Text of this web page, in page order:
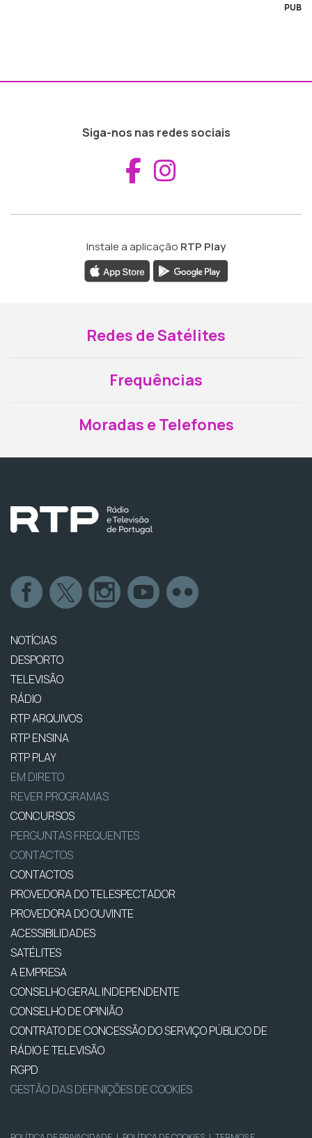
PUB
Siga-nos nas redes sociais
Aceder ao
Instale a aplicação RTP Play
Redes de Satélites
Frequências
Moradas e Telefones
NOTÍCIAS
DESPORTO
TELEVISÃO
RÁDIO
RTP ARQUIVOS
RTP ENSINA
RTP PLAY
EM DIRETO
REVER PROGRAMAS
CONCURSOS
PERGUNTAS FREQUENTES
CONTACTOS
CONTACTOS
PROVEDORA DO TELESPECTADOR
PROVEDORA DO OUVINTE
ACESSIBILIDADES
SATÉLITES
A EMPRESA
CONSELHO GERAL INDEPENDENTE
CONSELHO DE OPINIÃO
CONTRATO DE CONCESSÃO DO SERVIÇO PÚBLICO DE
RÁDIO E TELEVISÃO
RGPD
GESTÃO DAS DEFINIÇÕES DE COOKIES